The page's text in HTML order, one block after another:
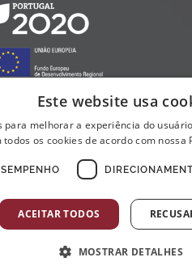
Este website usa
para melhorar a experiência do
os cookies de acordo com nossa
ACEITAR TODOS
MOSTRAR DETALHES